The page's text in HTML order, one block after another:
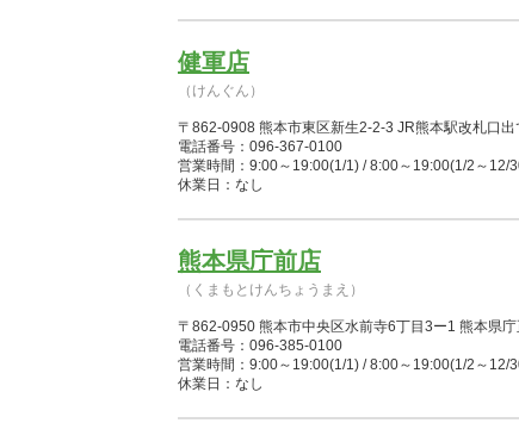
健軍店
（けんぐん）
〒862-0908 熊本市東区新生2-2-3 JR熊本駅改札口
電話番号：096-367-0100
営業時間：9:00～19:00(1/1) / 8:00～19:00(1/2～12/
休業日：なし
熊本県庁前店
（くまもとけんちょうまえ）
〒862-0950 熊本市中央区水前寺6丁目3ー1 熊本県
電話番号：096-385-0100
営業時間：9:00～19:00(1/1) / 8:00～19:00(1/2～12/
休業日：なし